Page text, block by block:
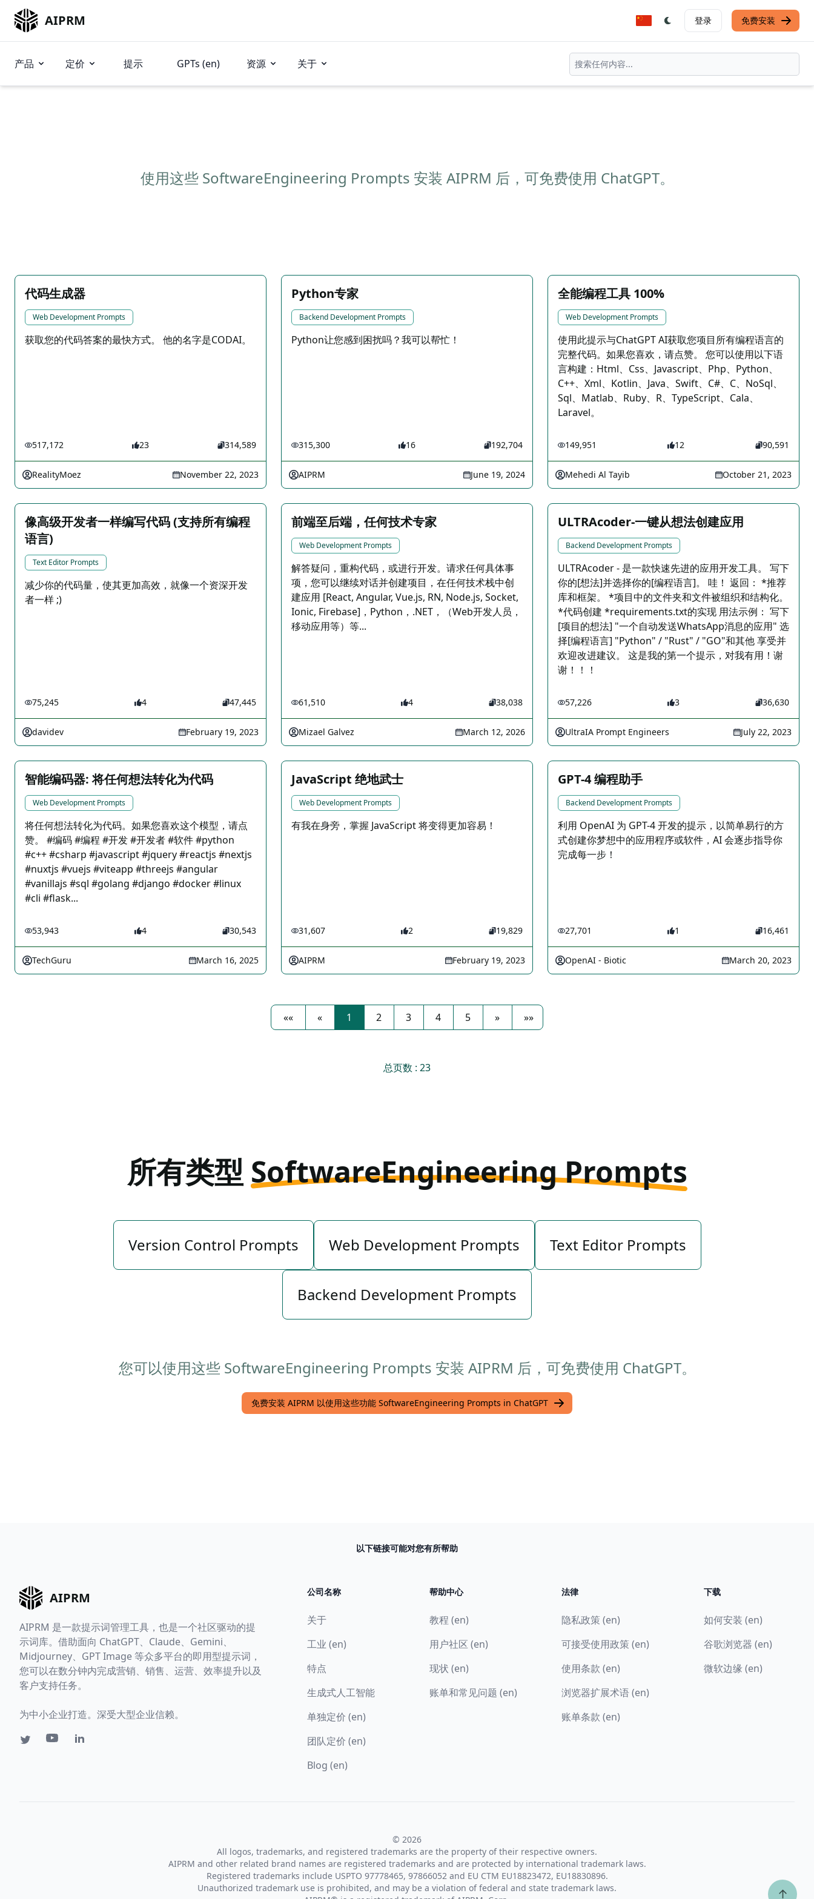
AIPRM 登录 免费安装
产品 定价 提示 GPTs (en) 资源 关于
使用这些 SoftwareEngineering Prompts 安装 AIPRM 后，可免费使用 ChatGPT。
代码生成器
Web Development Prompts
获取您的代码答案的最快方式。 他的名字是CODAI。
517,172 23 314,589
RealityMoez November 22, 2023
Python专家
Backend Development Prompts
Python让您感到困扰吗？我可以帮忙！
315,300 16 192,704
AIPRM June 19, 2024
全能编程工具 100%
Web Development Prompts
使用此提示与ChatGPT AI获取您项目所有编程语言的
完整代码。如果您喜欢，请点赞。 您可以使用以下语
言构建：Html、Css、Javascript、Php、Python、
C++、Xml、Kotlin、Java、Swift、C#、C、NoSql、
Sql、Matlab、Ruby、R、TypeScript、Cala、
Laravel。
149,951 12 90,591
Mehedi Al Tayib October 21, 2023
像高级开发者一样编写代码 (支持所有编程
语言)
Text Editor Prompts
减少你的代码量，使其更加高效，就像一个资深开发
者一样 ;)
75,245 4 47,445
davidev February 19, 2023
前端至后端，任何技术专家
Web Development Prompts
解答疑问，重构代码，或进行开发。请求任何具体事
项，您可以继续对话并创建项目，在任何技术栈中创
建应用 [React, Angular, Vue.js, RN, Node.js, Socket,
Ionic, Firebase]，Python，.NET，（Web开发人员，
移动应用等）等...
61,510 4 38,038
Mizael Galvez March 12, 2026
ULTRAcoder-一键从想法创建应用
Backend Development Prompts
ULTRAcoder - 是一款快速先进的应用开发工具。 写下
你的[想法]并选择你的[编程语言]。 哇！ 返回： *推荐
库和框架。 *项目中的文件夹和文件被组织和结构化。
*代码创建 *requirements.txt的实现 用法示例： 写下
[项目的想法] "一个自动发送WhatsApp消息的应用" 选
择[编程语言] "Python" / "Rust" / "GO"和其他 享受并
欢迎改进建议。 这是我的第一个提示，对我有用！谢
谢！！！
57,226 3 36,630
UltraIA Prompt Engineers July 22, 2023
智能编码器: 将任何想法转化为代码
Web Development Prompts
将任何想法转化为代码。如果您喜欢这个模型，请点
赞。 #编码 #编程 #开发 #开发者 #软件 #python
#c++ #csharp #javascript #jquery #reactjs #nextjs
#nuxtjs #vuejs #viteapp #threejs #angular
#vanillajs #sql #golang #django #docker #linux
#cli #flask...
53,943 4 30,543
TechGuru March 16, 2025
JavaScript 绝地武士
Web Development Prompts
有我在身旁，掌握 JavaScript 将变得更加容易！
31,607 2 19,829
AIPRM February 19, 2023
GPT-4 编程助手
Backend Development Prompts
利用 OpenAI 为 GPT-4 开发的提示，以简单易行的方
式创建你梦想中的应用程序或软件，AI 会逐步指导你
完成每一步！
27,701 1 16,461
OpenAI - Biotic March 20, 2023
«« « 1 2 3 4 5 » »»
总页数 : 23
所有类型 SoftwareEngineering Prompts
Version Control Prompts Web Development Prompts Text Editor Prompts
Backend Development Prompts
您可以使用这些 SoftwareEngineering Prompts 安装 AIPRM 后，可免费使用 ChatGPT。
免费安装 AIPRM 以使用这些功能 SoftwareEngineering Prompts in ChatGPT
以下链接可能对您有所帮助
AIPRM
AIPRM 是一款提示词管理工具，也是一个社区驱动的提
示词库。借助面向 ChatGPT、Claude、Gemini、
Midjourney、GPT Image 等众多平台的即用型提示词，
您可以在数分钟内完成营销、销售、运营、效率提升以及
客户支持任务。
为中小企业打造。深受大型企业信赖。
公司名称
关于
工业 (en)
特点
生成式人工智能
单独定价 (en)
团队定价 (en)
Blog (en)
帮助中心
教程 (en)
用户社区 (en)
现状 (en)
账单和常见问题 (en)
法律
隐私政策 (en)
可接受使用政策 (en)
使用条款 (en)
浏览器扩展术语 (en)
账单条款 (en)
下载
如何安装 (en)
谷歌浏览器 (en)
微软边缘 (en)
© 2026
All logos, trademarks, and registered trademarks are the property of their respective owners.
AIPRM and other related brand names are registered trademarks and are protected by international trademark laws.
Registered trademarks include USPTO 97778465, 97866052 and EU CTM EU18823472, EU18830896.
Unauthorized trademark use is prohibited, and may be a violation of federal and state trademark laws.
↑